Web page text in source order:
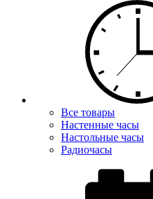
Все товары
Настенные часы
Настольные часы
Радиочасы